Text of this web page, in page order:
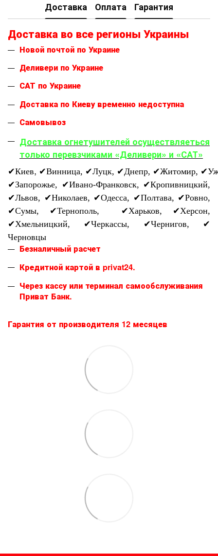
Доставка Оплата Гарантия
Доставка во все регионы Украины
Новой почтой по Украине
Деливери по Украине
САТ по Украине
Доставка по Киеву временно недоступна
Самовывоз
Доставка огнетушителей осуществляеться
только перевзчиками «Деливери» и «САТ»
✔Киев, ✔Винница, ✔Луцк, ✔ Днепр, ✔Житомир, ✔
✔Запорожье, ✔Ивано-Франковск, ✔Кропивницкий,
✔Львов, ✔Николаев, ✔Одесса, ✔Полтава, ✔Ровно,
✔Сумы, ✔Тернополь, ✔Харьков, ✔Херсон,
✔Хмельницкий, ✔Черкассы, ✔Чернигов, ✔
Черновцы
Безналичный расчет
Кредитной картой в privat24.
Через кассу или терминал самообслуживания
Приват Банк.
Гарантия от производителя 12 месяцев